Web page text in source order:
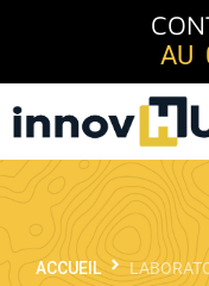
AU
ACCUEIL